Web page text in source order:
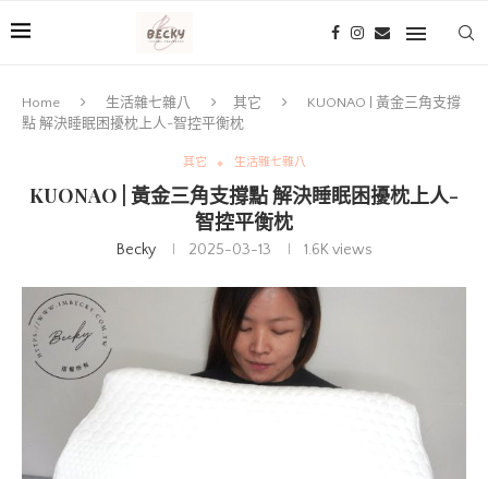
Home 生活雜七雜八 其它
KUONAO | 黃金三角支撐
點 解決睡眠困擾枕上人-智控平衡枕
其它 生活雜七雜八
KUONAO | 黃金三角支撐點 解決睡眠困擾枕上人-
智控平衡枕
Becky 2025-03-13 1.6Kviews